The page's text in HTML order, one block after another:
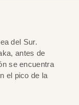
del Sur.
antes de
se encuentra
el pico de la